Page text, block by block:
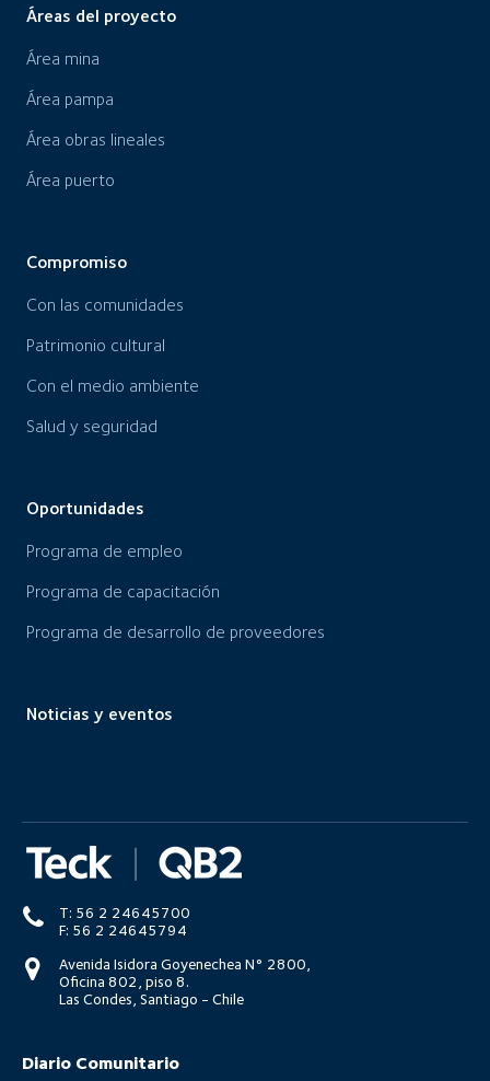
Áreas del proyecto
Área mina
Área pampa
Área obras lineales
Área puerto
Compromiso
Con las comunidades
Patrimonio cultural
Con el medio ambiente
Salud y seguridad
Oportunidades
Programa de empleo
Programa de capacitación
Programa de desarrollo de proveedores
Noticias y eventos
T: 56 2 24645700
F: 56 2 24645794
Avenida Isidora Goyenechea N° 2800,
Oficina 802, piso 8.
Las Condes, Santiago - Chile
Diario Comunitario